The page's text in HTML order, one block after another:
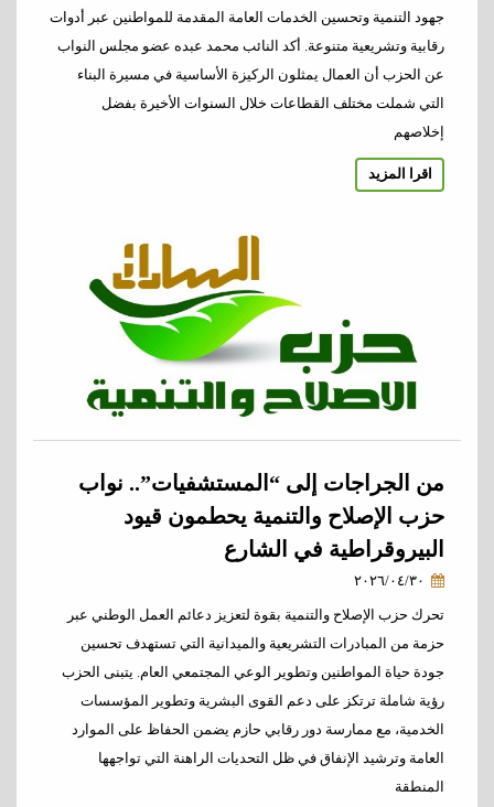
جهود التنمية وتحسين الخدمات العامة المقدمة للمواطنين عبر أدوات
رقابية وتشريعية متنوعة. أكد النائب محمد عبده عضو مجلس النواب
عن الحزب أن العمال يمثلون الركيزة الأساسية في مسيرة البناء
التي شملت مختلف القطاعات خلال السنوات الأخيرة بفضل
إخلاصهم
اقرا المزيد
من الجراجات إلى “المستشفيات”.. نواب
حزب الإصلاح والتنمية يحطمون قيود
البيروقراطية في الشارع
تحرك حزب الإصلاح والتنمية بقوة لتعزيز دعائم العمل الوطني عبر
حزمة من المبادرات التشريعية والميدانية التي تستهدف تحسين
جودة حياة المواطنين وتطوير الوعي المجتمعي العام. يتبنى الحزب
رؤية شاملة ترتكز على دعم القوى البشرية وتطوير المؤسسات
الخدمية، مع ممارسة دور رقابي حازم يضمن الحفاظ على الموارد
العامة وترشيد الإنفاق في ظل التحديات الراهنة التي تواجهها
المنطقة